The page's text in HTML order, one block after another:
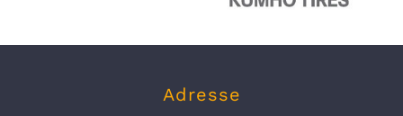
Adresse